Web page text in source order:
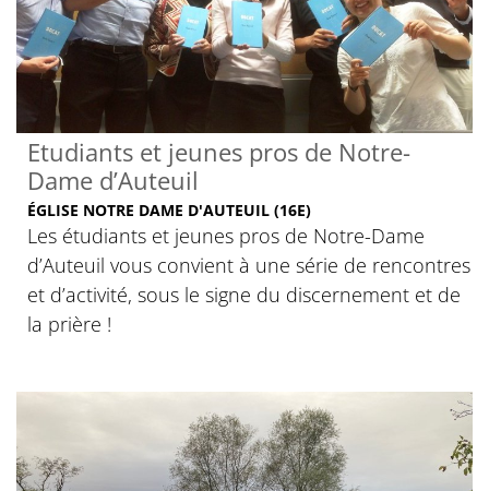
Etudiants et jeunes pros de Notre-
Dame d’Auteuil
ÉGLISE NOTRE DAME D'AUTEUIL (16E)
Les étudiants et jeunes pros de Notre-Dame
d’Auteuil vous convient à une série de rencontres
et d’activité, sous le signe du discernement et de
la prière !